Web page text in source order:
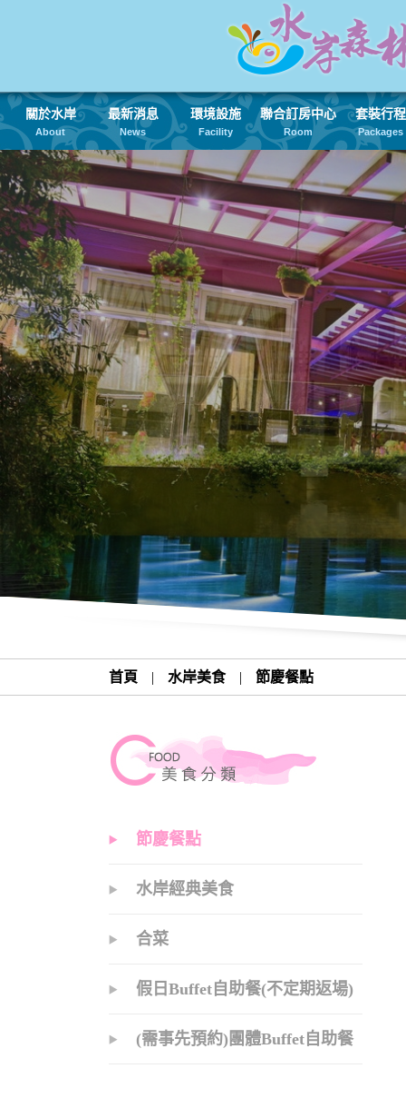
關於水岸
About
最新消息
News
環境設施
Facility
聯合訂房中心
Room
套裝行程
Packages
首頁 | 水岸美食 | 節慶餐點
節慶餐點
水岸經典美食
合菜
假日Buffet自助餐(不定期返場)
(需事先預約)團體Buffet自助餐